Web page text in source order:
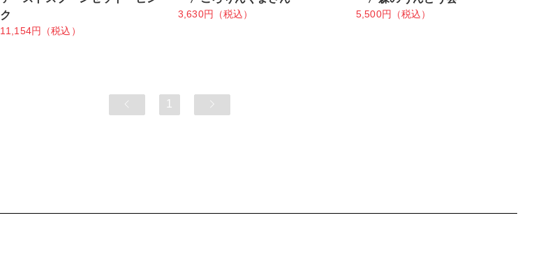
ク
11,154円（税込）
3,630円（税込） 5,500円（税込）
1